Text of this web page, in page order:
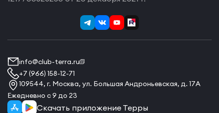
info@club-terra.ru
+7 (966) 158-12-71
109544, г. Москва, ул. Большая Андроньевская, д. 17А
Ежедневно с 9 до 23
Скачать приложение Терры